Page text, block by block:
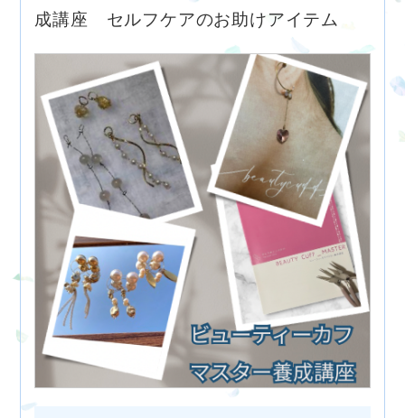
成講座 セルフケアのお助けアイテム